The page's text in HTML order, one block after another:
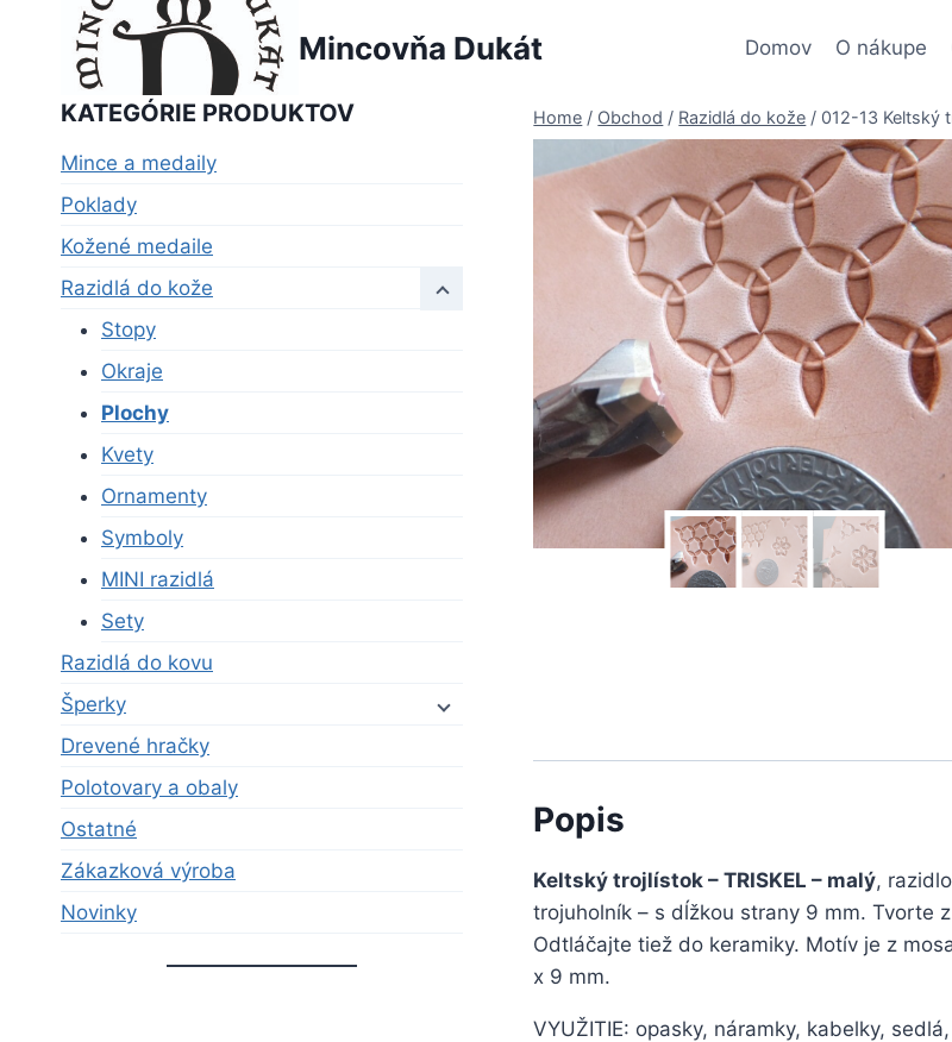
Mincovňa Dukát Domov O nákupe
Home / Obchod / Razidlá do kože / 012-13 Keltský
Popis
Keltský trojlístok – TRISKEL – malý,
trojuholník – s dĺžkou strany 9 mm. Tvorte
Odtláčajte tiež do keramiky. Motív je z
x 9 mm.
VYUŽITIE: opasky, náramky, kabelky,
KATEGÓRIE PRODUKTOV
Mince a medaily
Poklady
Kožené medaile
Razidlá do kože
Stopy
Okraje
Plochy
Kvety
Ornamenty
Symboly
MINI razidlá
Sety
Razidlá do kovu
Šperky
Drevené hračky
Polotovary a obaly
Ostatné
Zákazková výroba
Novinky